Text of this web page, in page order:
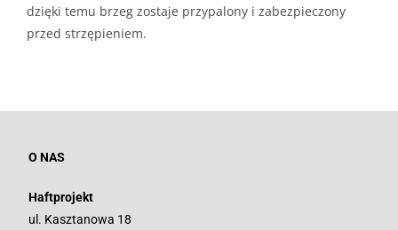
dzięki temu brzeg zostaje przypalony i zabezpieczony
przed strzępieniem.
O NAS
Haftprojekt
ul. Kasztanowa 18